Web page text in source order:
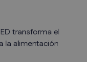
transforma el
la alimentación